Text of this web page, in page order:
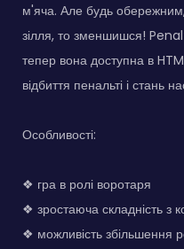
м'яча. Але будь
зілля, то зменшишся!
тепер вона доступна в
відбиття пенальті і стань
Особливості:
❖ гра в ролі воротаря
❖ зростаюча складність з
❖ можливість збільшення